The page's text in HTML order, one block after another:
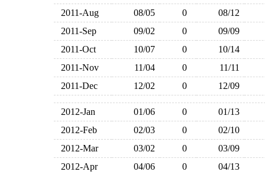
2011-Aug
08/05 0
08/12
2011-Sep
09/02 0
09/09
2011-Oct
10/07 0
10/14
2011-Nov
11/04 0
11/11
2011-Dec
12/02 0 12/09
2012-Jan 01/06 0
01/13
2012-Feb
02/03 0
02/10
2012-Mar
03/02 0
03/09
2012-Apr
04/06 0
04/13